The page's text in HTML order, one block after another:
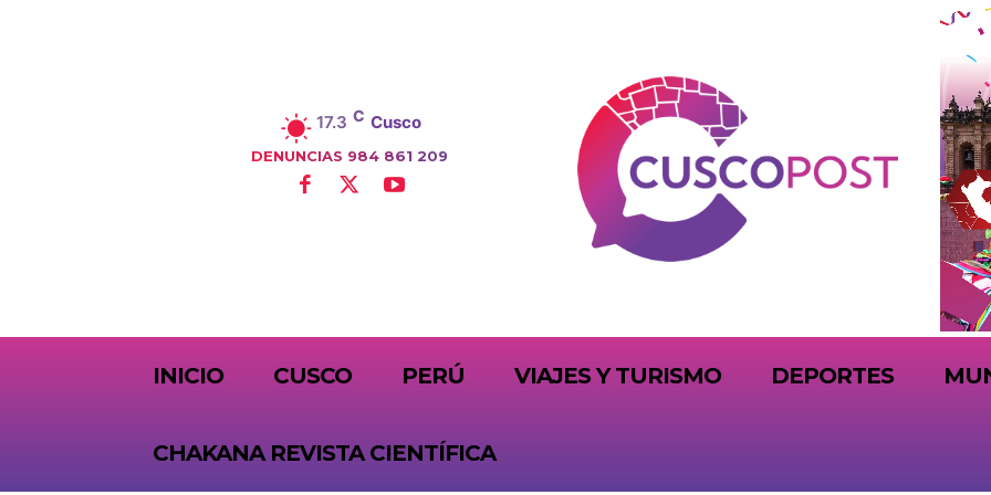
17.3 C Cusco
DENUNCIAS 984 861 209
INICIO CUSCO PERÚ VIAJES Y TURISMO DEPORTES
CHAKANA REVISTA CIENTÍFICA